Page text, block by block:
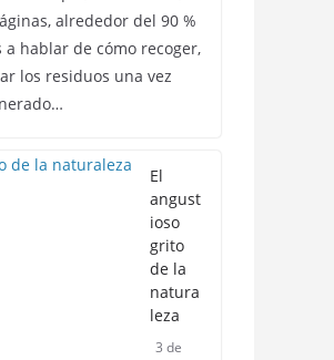
alrededor del 90 %
hablar de cómo recoger,
los residuos una vez
El
angust
ioso
grito
de la
natura
leza
3 de